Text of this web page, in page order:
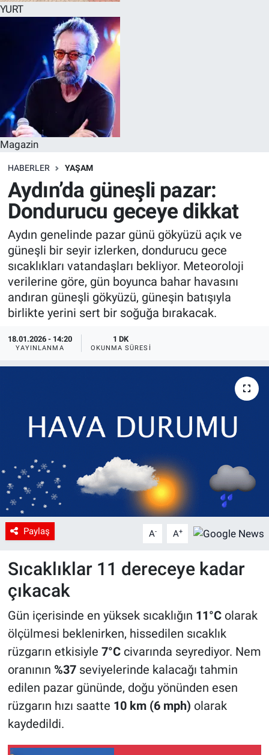
YURT
Magazin
HABERLER YAŞAM
Aydın’da güneşli pazar:
Dondurucu geceye dikkat
Aydın genelinde pazar günü gökyüzü açık ve
güneşli bir seyir izlerken, dondurucu gece
sıcaklıkları vatandaşları bekliyor. Meteoroloji
verilerine göre, gün boyunca bahar havasını
andıran güneşli gökyüzü, güneşin batışıyla
birlikte yerini sert bir soğuğa bırakacak.
18.01.2026 - 14:20
YAYINLANMA
1 DK
OKUNMA SÜRESI
Paylaş A- A+
Sıcaklıklar 11 dereceye kadar
çıkacak
Gün içerisinde en yüksek sıcaklığın 11°Colarak
ölçülmesi beklenirken, hissedilen sıcaklık
rüzgarın etkisiyle 7°Ccivarında seyrediyor. Nem
oranının %37seviyelerinde kalacağı tahmin
edilen pazar gününde, doğu yönünden esen
rüzgarın hızı saatte 10 km (6 mph) olarak
kaydedildi.